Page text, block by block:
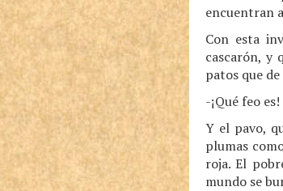
encuentran
Con esta
cascarón, y
patos que
-¡Qué feo
Y el pavo,
plumas
roja. El
mundo se